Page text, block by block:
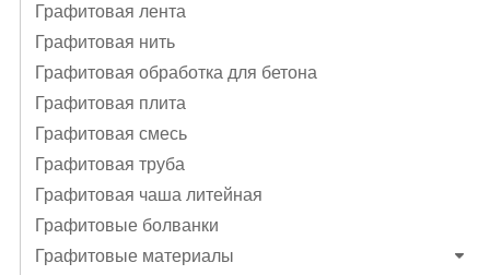
Графитовая лента
Графитовая нить
Графитовая обработка для бетона
Графитовая плита
Графитовая смесь
Графитовая труба
Графитовая чаша литейная
Графитовые болванки
Графитовые материалы